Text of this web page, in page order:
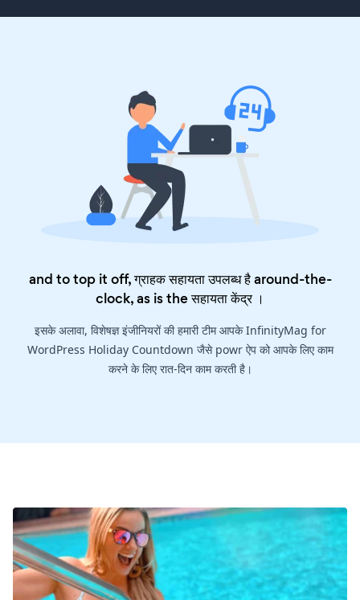
and to top it off, ग्राहक सहायता उपलब्ध है around-the-
clock, as is theसहायता केंद्र।
इसके अलावा, विशेषज्ञ इंजीनियरों की हमारी टीम आपके InfinityMag for
WordPress Holiday Countdown जैसे powr ऐप को आपके लिए काम
करने के लिए रात-दिन काम करती है।